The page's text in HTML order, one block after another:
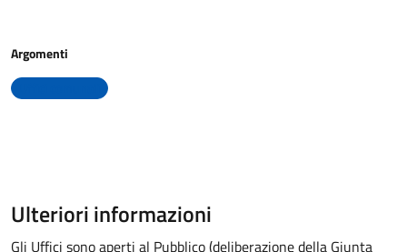
Argomenti
Ulteriori informazioni
Gli Uffici sono aperti al Pubblico (deliberazione della Giunta